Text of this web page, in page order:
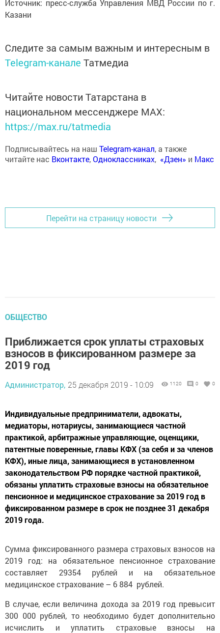
Источник: пресс-служба Управления МВД России по г.
Казани
Следите за самым важным и интересным в
Telegram-канале Татмедиа
Читайте новости Татарстана в
национальном мессенджере MАХ:
https://max.ru/tatmedia
Подписывайтесь на наш Telegram-канал, а также
читайте нас Вконтакте,Одноклассниках, «Дзен» и Макс
Перейти на страницу новости
ОБЩЕСТВО
Приближается срок уплаты страховых
взносов в фиксированном размере за
2019 год
Администратор, 25 декабря 2019 - 10:09 1120 0 0
Индивидуальные предприниматели, адвокаты,
медиаторы, нотариусы, занимающиеся частной
практикой, арбитражные управляющие, оценщики,
патентные поверенные, главы КФХ (за себя и за членов
КФХ), иные лица, занимающиеся в установленном
законодательством РФ порядке частной практикой,
обязаны уплатить страховые взносы на обязательное
пенсионное и медицинское страхование за 2019 год в
фиксированном размере в срок не позднее 31 декабря
2019 года.
Сумма фиксированного размера страховых взносов на
2019 год: на обязательное пенсионное страхование
составляет 29354 рублей и на обязательное
медицинское страхование – 6 884 рублей.
В случае, если величина дохода за 2019 год превысит
300 000 рублей, то необходимо будет дополнительно
исчислить и уплатить страховые взносы на